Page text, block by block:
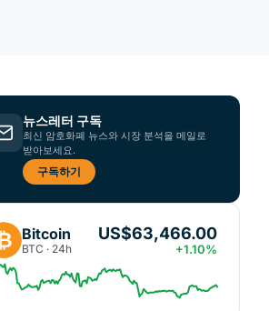
뉴스레터 구독
최신 암호화폐 뉴스와 시장 분석을 메일로
받아보세요.
구독하기
Bitcoin
BTC · 24h
US$63,466.00
+1.10%